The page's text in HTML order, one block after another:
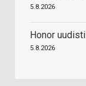
5.8.2026
Honor
5.8.2026